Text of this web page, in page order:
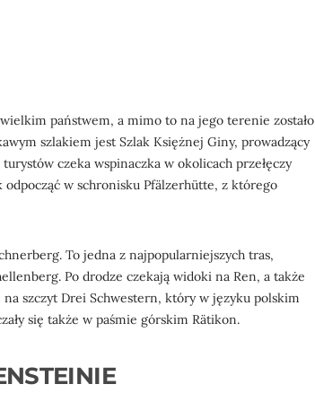
państwem, a mimo to na jego terenie zostało
szlakiem jest Szlak Księżnej Giny, prowadzący
czeka wspinaczka w okolicach przełęczy
odpocząć w schronisku Pfälzerhütte, z którego
To jedna z najpopularniejszych tras,
Po drodze czekają widoki na Ren, a także
szczyt Drei Schwestern, który w języku polskim
się także w paśmie górskim Rätikon.